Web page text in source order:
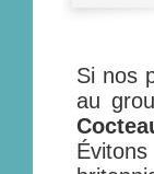
Si nos
au